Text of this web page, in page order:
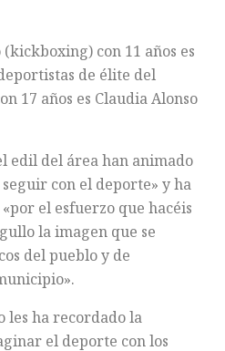
con 11 años es
de élite del
17 años es Claudia Alonso
edil del área han animado
seguir con el deporte» y ha
el esfuerzo que hacéis
la imagen que se
del pueblo y de
les ha recordado la
el deporte con los